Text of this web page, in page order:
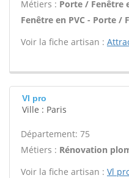
Métiers : Porte / Fenêtre
Fenêtre en PVC - Porte /
Voir la fiche artisan :
Vl pro
Ville : Paris
Département: 75
Métiers : Rénovation
Voir la fiche artisan : Vl